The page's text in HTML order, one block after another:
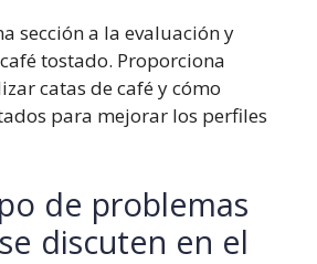
sección a la evaluación y
tostado. Proporciona
catas de café y cómo
para mejorar los perfiles
de problemas
discuten en el